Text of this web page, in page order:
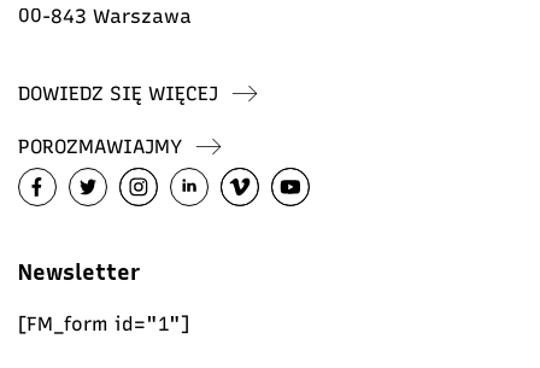
00-843 Warszawa
DOWIEDZ SIĘ WIĘCEJ
POROZMAWIAJMY
Newsletter
[FM_form id="1"]